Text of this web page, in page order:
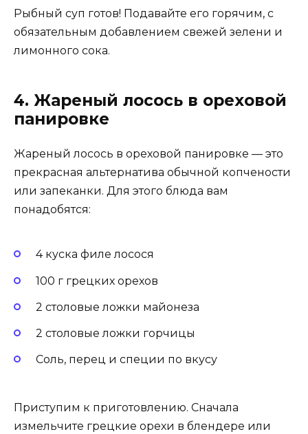
Рыбный суп готов! Подавайте его горячим, с
обязательным добавлением свежей зелени и
лимонного сока.
4. Жареный лосось в ореховой
панировке
Жареный лосось в ореховой панировке — это
прекрасная альтернатива обычной копчености
или запеканки. Для этого блюда вам
понадобятся:
4 куска филе лосося
100 г грецких орехов
2 столовые ложки майонеза
2 столовые ложки горчицы
Соль, перец и специи по вкусу
Приступим к приготовлению. Сначала
измельчите грецкие орехи в блендере или